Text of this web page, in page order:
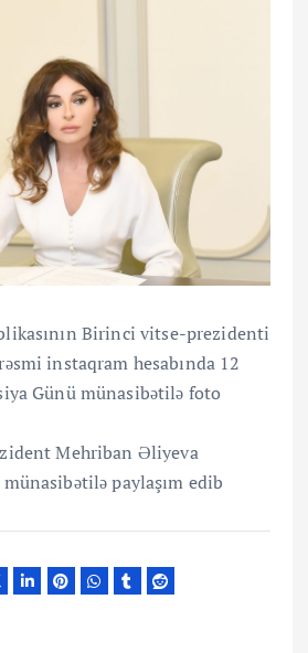
Birinci vitse-prezidenti
instaqram hesabında 12
Günü münasibətilə foto